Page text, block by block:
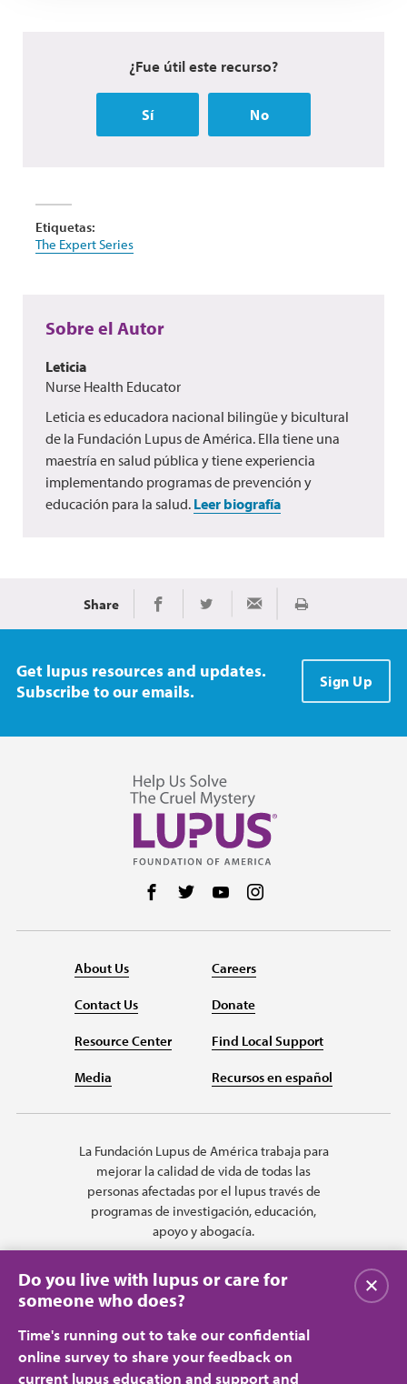
¿Fue útil este recurso?
Sí No
Etiquetas:
The Expert Series
Sobre el Autor
Leticia
Nurse Health Educator
Leticia es educadora nacional bilingüe y bicultural
de la Fundación Lupus de América. Ella tiene una
maestría en salud pública y tiene experiencia
implementando programas de prevención y
educación para la salud. Leer biografía
Share Share on Facebook
Share on TwitterShare via EmailImprimir
Get lupus resources and updates.
Subscribe to our emails.
Sign Up
Follow us on Facebook
Follow us on Twitter
Follow us on YouTube
About Us
Contact Us
Resource Center
Media
Careers
Donate
Find Local Support
Recursos en español
La Fundación Lupus de América trabaja para
mejorar la calidad de vida de todas las
personas afectadas por el lupus través de
programas de investigación, educación,
apoyo y abogacía.
Do you live with lupus or care for
someone who does?
Time's running out to take our confidential
online survey to share your feedback on
current lupus education and support and
Cerrar